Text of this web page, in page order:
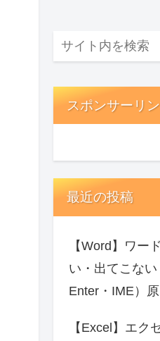
スポンサーリ
最近の投稿
【Word】ワー
い・出てこない
Enter・IME）
【Excel】エク